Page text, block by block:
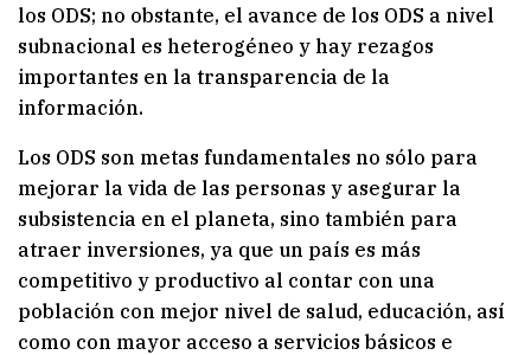
los ODS; no obstante, el avance de los ODS a nivel
subnacional es heterogéneo y hay rezagos
importantes en la transparencia de la
información.
Los ODS son metas fundamentales no sólo para
mejorar la vida de las personas y asegurar la
subsistencia en el planeta, sino también para
atraer inversiones, ya que un país es más
competitivo y productivo al contar con una
población con mejor nivel de salud, educación, así
como con mayor acceso a servicios básicos e